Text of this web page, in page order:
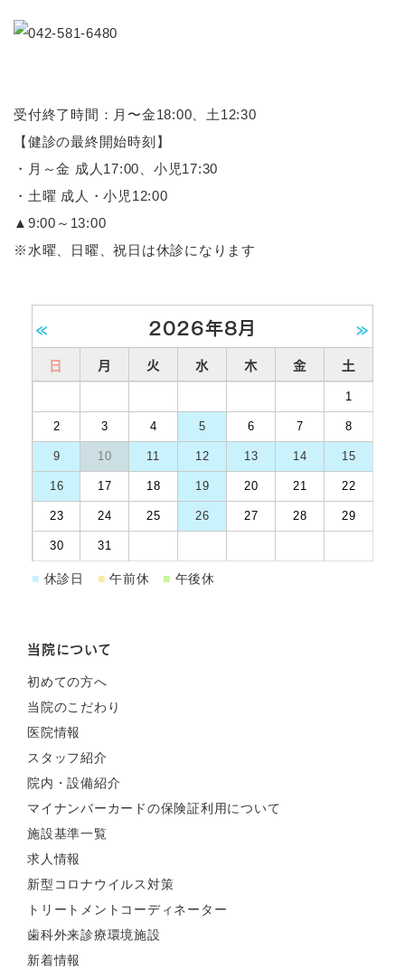
受付終了時間：月〜金18:00、土12:30
【健診の最終開始時刻】
・月～金 成人17:00、小児17:30
・土曜 成人・小児12:00
▲9:00～13:00
※水曜、日曜、祝日は休診になります
« 2026年8月 »
日 月 火 水 木 金 土
1
2 3 4 5 6 7 8
9 10 11 12 13 14 15
16 17 18 19 20 21 22
23 24 25 26 27 28 29
30 31
■ 休診日 ■ 午前休 ■ 午後休
当院について
初めての方へ
当院のこだわり
医院情報
スタッフ紹介
院内・設備紹介
マイナンバーカードの保険証利用について
施設基準一覧
求人情報
新型コロナウイルス対策
トリートメントコーディネーター
歯科外来診療環境施設
新着情報